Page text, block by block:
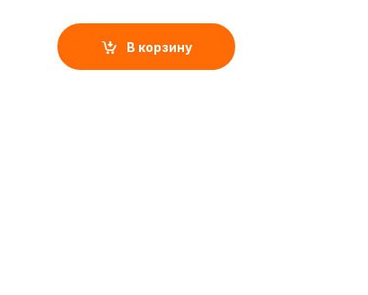
В корзину